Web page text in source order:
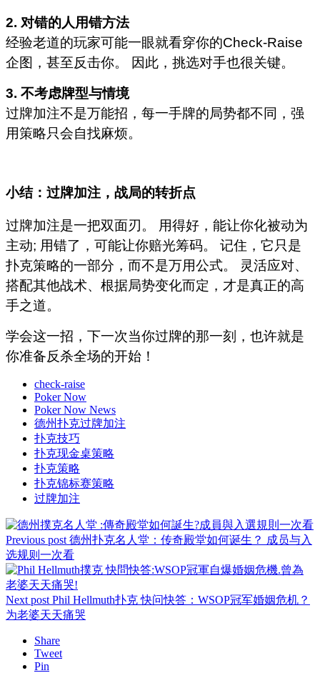
2. 对错的人用错方法
经验老道的玩家可能一眼就看穿你的Check-Raise
企图，甚至反击你。 因此，挑选对手也很关键。
3. 不考虑牌型与情境
过牌加注不是万能招，每一手牌的局势都不同，强
用策略只会自找麻烦。
小结：过牌加注，战局的转折点
过牌加注是一把双面刃。 用得好，能让你化被动为
主动; 用错了，可能让你赔光筹码。 记住，它只是
扑克策略的一部分，而不是万用公式。 灵活应对、
搭配其他战术、根据局势变化而定，才是真正的高
手之道。
学会这一招，下一次当你过牌的那一刻，也许就是
你准备反杀全场的开始！
check-raise
Poker Now
Poker Now News
德州扑克过牌加注
扑克技巧
扑克现金桌策略
扑克策略
扑克锦标赛策略
过牌加注
Previous post 德州扑克名人堂：传奇殿堂如何诞生？ 成员与入
选规则一次看
Next post Phil Hellmuth扑克 快问快答：WSOP冠军婚姻危机？
为老婆天天痛哭
Share
Tweet
Pin